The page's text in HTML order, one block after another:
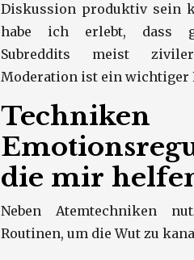
Diskussion produktiv sein
habe ich erlebt, dass
Subreddits meist
Moderation ist ein wichtiger
die mir
Neben Atemtechniken
Routinen, um die Wut zu